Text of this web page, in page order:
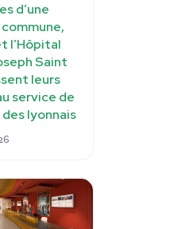
d’une
l’Hôpital
Saint
leurs
service de
lyonnais